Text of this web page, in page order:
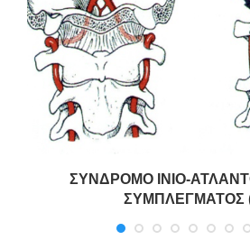
ΣΥΝΔΡΟΜΟ ΙΝΙΟ-
ΣΥΜΠΛΕΓΜΑΤΟΣ